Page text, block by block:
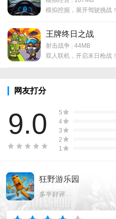
模拟挖掘，展开驾驶挑战！
王牌终日之战
射击战争 | 44MB
双人联机，开启末日枪战！
网友打分
9.0
5
4
3
2
1
狂野游乐园
多半好评